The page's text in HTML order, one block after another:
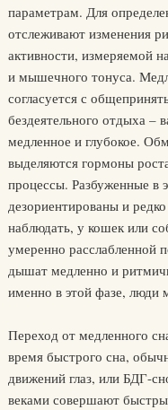
параметрам. Для
отслеживают изменения
активности, измеряемой
и мышечного тонуса.
согласуется с
бездеятельного отдыха –
медленное и глубокое.
выделяются гормоны
процессы. Разбуженные в
дезориентированы и
наблюдать, у кошек или
умеренно расслабленной
дышат медленно и
именно в этой фазе, люди
Переход от медленного
время быстрого сна,
движений глаз, или БДГ-
веками совершают